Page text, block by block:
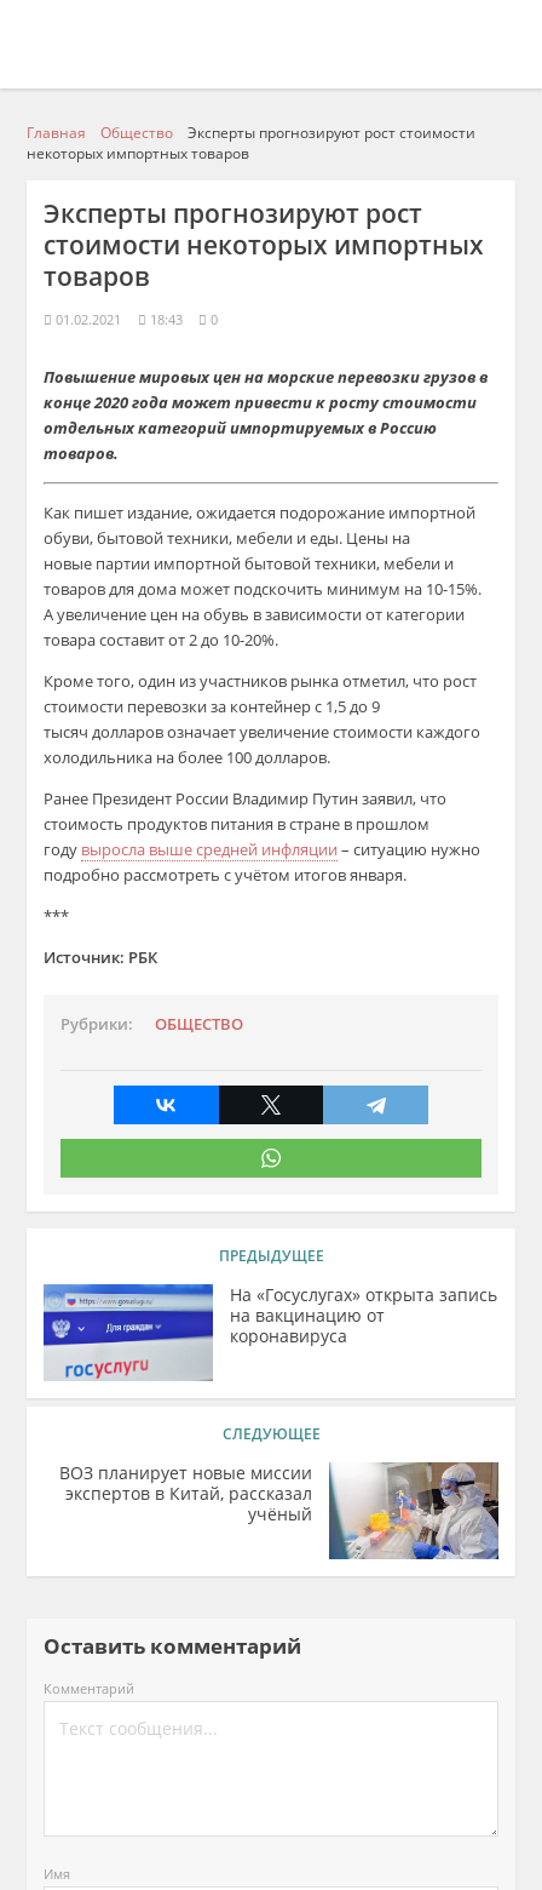
Главная Общество
Эксперты прогнозируют рост стоимости
некоторых импортных товаров
Эксперты прогнозируют рост
стоимости некоторых импортных
товаров
01.02.2021 18:43 0
Повышение мировых цен на морские перевозки грузов в
конце 2020 года может привести к росту стоимости
отдельных категорий импортируемых в Россию
товаров.
Как пишет издание, ожидается подорожание импортной
обуви, бытовой техники, мебели и еды. Цены на
новые партии импортной бытовой техники, мебели и
товаров для дома может подскочить минимум на 10-15%.
А увеличение цен на обувь в зависимости от категории
товара составит от 2 до 10-20%.
Кроме того, один из участников рынка отметил, что рост
стоимости перевозки за контейнер с 1,5 до 9
тысяч долларов означает увеличение стоимости каждого
холодильника на более 100 долларов.
Ранее Президент России Владимир Путин заявил, что
стоимость продуктов питания в стране в прошлом
году выросла выше средней инфляции – ситуацию нужно
подробно рассмотреть с учётом итогов января.
***
Источник: РБК
Рубрики: ОБЩЕСТВО
ПРЕДЫДУЩЕЕ
На «Госуслугах» открыта запись
на вакцинацию от
коронавируса
СЛЕДУЮЩЕЕ
ВОЗ планирует новые миссии
экспертов в Китай, рассказал
учёный
Оставить комментарий
Комментарий
Имя